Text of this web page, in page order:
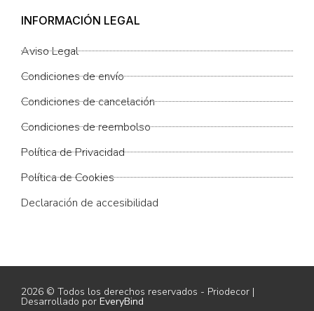
INFORMACIÓN LEGAL
Aviso Legal
Condiciones de envío
Condiciones de cancelación
Condiciones de reembolso
Política de Privacidad
Política de Cookies
Declaración de accesibilidad
2026 © Todos los derechos reservados - Priodecor |
Desarrollado por EveryBind